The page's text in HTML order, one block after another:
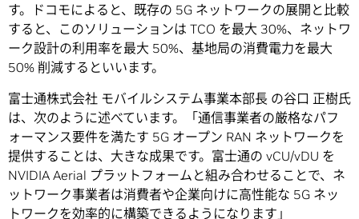
す。ドコモによると、既存の 5G ネットワークの展開と比較
すると、このソリューションは TCO を最大 30%、ネットワ
ーク設計の利用率を最大 50%、基地局の消費電力を最大
50% 削減するといいます。
富士通株式会社 モバイルシステム事業本部長 の谷口 正樹氏
は、次のように述べています。「通信事業者の厳格なパフ
ォーマンス要件を満たす 5G オープン RAN ネットワークを
提供することは、大きな成果です。富士通の vCU/vDU を
NVIDIA Aerial プラットフォームと組み合わせることで、ネ
ットワーク事業者は消費者や企業向けに高性能な 5G ネッ
トワークを効率的に構築できるようになります」